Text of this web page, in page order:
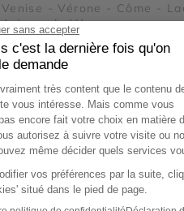
Venise - Vérone - Côme -
Arènes de Vérone
Voir tous nos
Découvrez